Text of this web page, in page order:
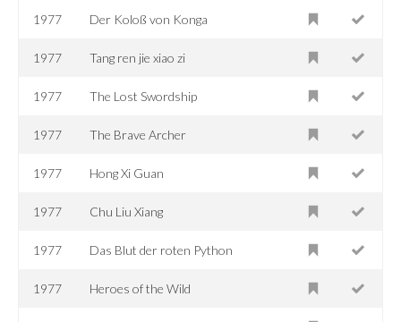
1977 Der Koloß von Konga
1977 Tang ren jie xiao zi
1977 The Lost Swordship
1977 The Brave Archer
1977 Hong Xi Guan
1977 Chu Liu Xiang
1977 Das Blut der roten Python
1977 Heroes of the Wild